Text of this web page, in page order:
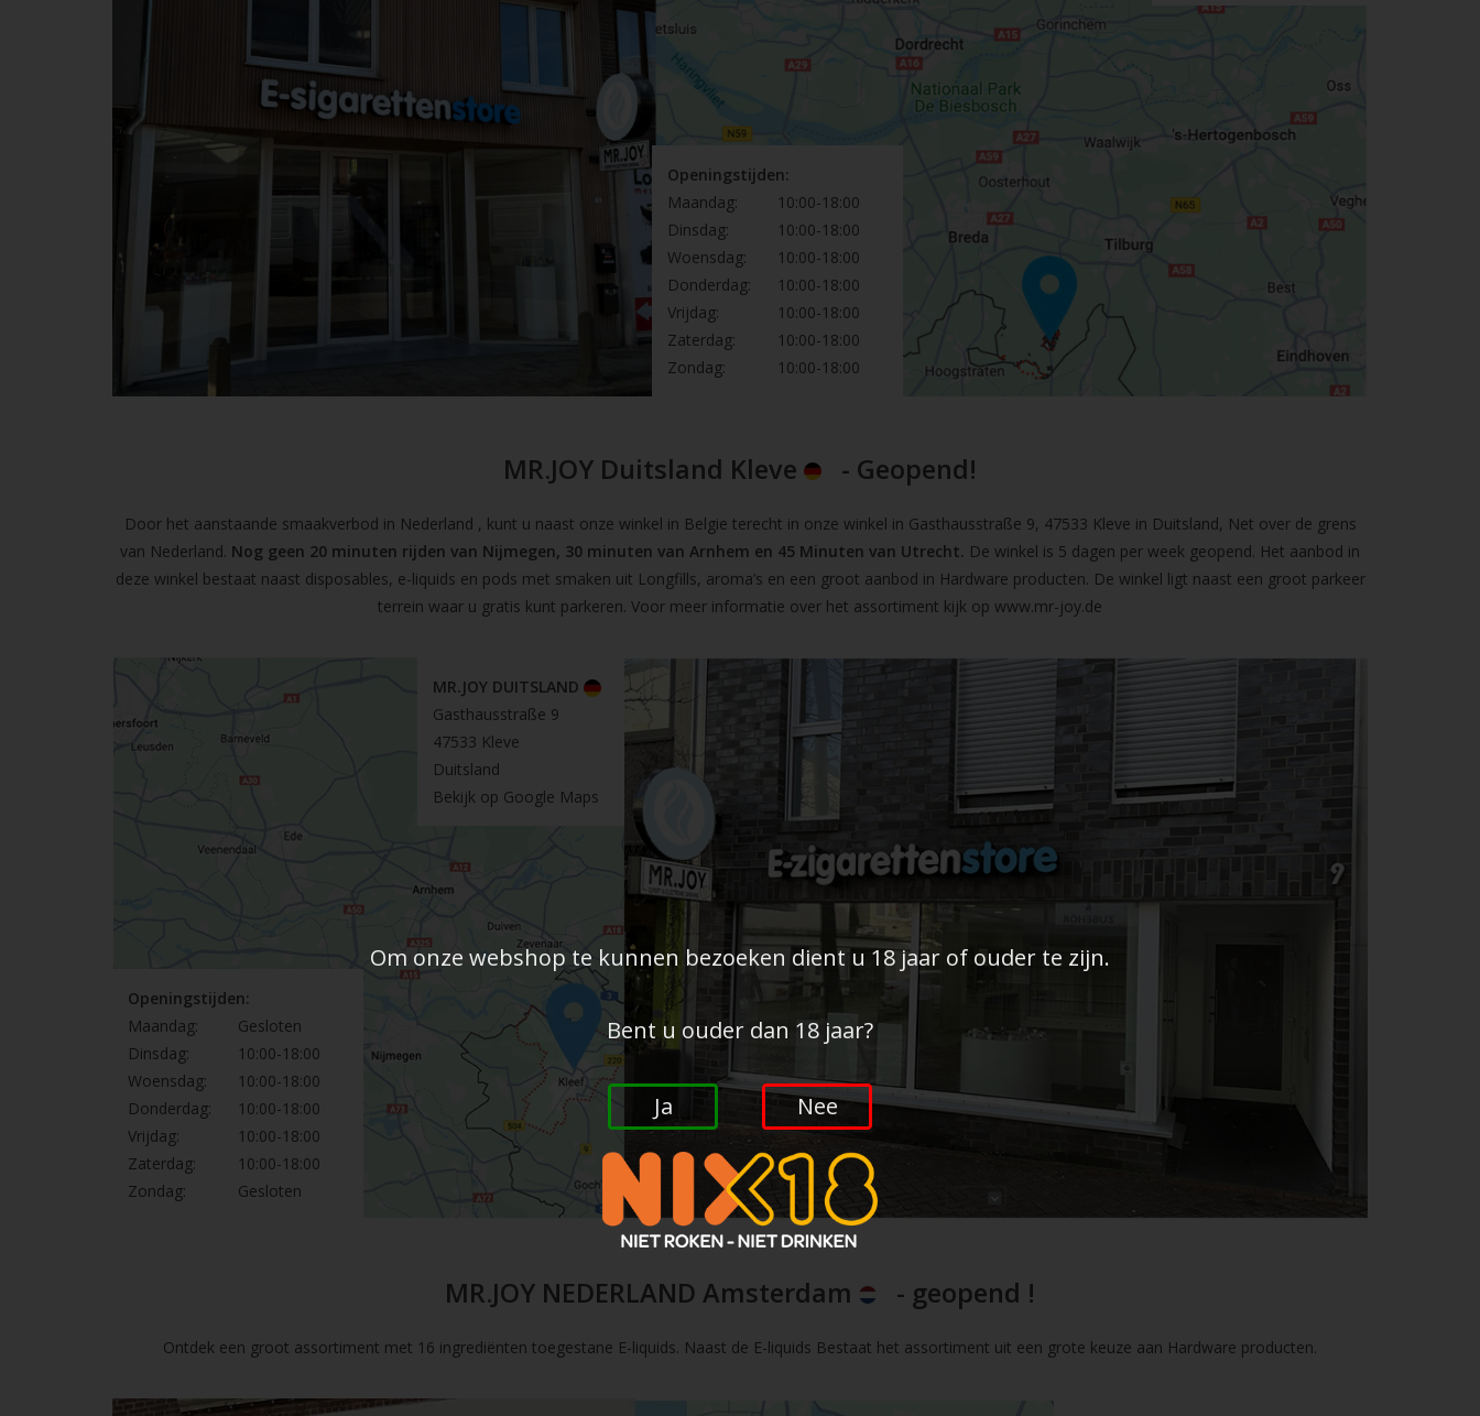
Openingstijden:
Maandag:
10:00-18:00
Dinsdag:
10:00-18:00
Woensdag:
10:00-18:00
Donderdag:
10:00-18:00
Vrijdag:
10:00-18:00
Zaterdag:
10:00-18:00
Zondag:
10:00-18:00
MR.JOY Duitsland Kleve - Geopend!
Door het aanstaande smaakverbod in Nederland , kunt u naast onze winkel in Belgie terecht in onze winkel in Gasthausstraße 9, 47533 Kleve in Duitsland, Net over de grens
van Nederland. Nog geen 20 minuten rijden van Nijmegen, 30 minuten van Arnhem en 45 Minuten van Utrecht. De winkel is 5 dagen per week geopend. Het aanbod in
deze winkel bestaat naast disposables, e-liquids en pods met smaken uit Longfills, aroma’s en een groot aanbod in Hardware producten. De winkel ligt naast een groot parkeer
terrein waar u gratis kunt parkeren. Voor meer informatie over het assortiment kijk op www.mr-joy.de
MR.JOY DUITSLAND
Gasthausstraße 9
47533 Kleve
Duitsland
Bekijk op Google Maps
Openingstijden:
Maandag:
Gesloten
Dinsdag:
10:00-18:00
Woensdag:
10:00-18:00
Donderdag:
10:00-18:00
Vrijdag:
10:00-18:00
Zaterdag:
10:00-18:00
Zondag:
Gesloten
MR.JOY NEDERLAND Amsterdam - geopend !
Ontdek een groot assortiment met 16 ingrediënten toegestane E-liquids. Naast de E-liquids Bestaat het assortiment uit een grote keuze aan Hardware producten.
Om onze webshop te kunnen bezoeken dient u 18 jaar of ouder te zijn.
Bent u ouder dan 18 jaar?
Ja Nee